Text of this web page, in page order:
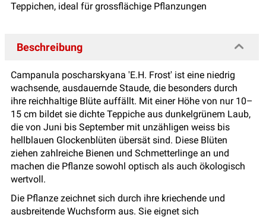
Teppichen, ideal für grossflächige Pflanzungen
Beschreibung
Campanula poscharskyana 'E.H. Frost' ist eine niedrig
wachsende, ausdauernde Staude, die besonders durch
ihre reichhaltige Blüte auffällt. Mit einer Höhe von nur 10–
15 cm bildet sie dichte Teppiche aus dunkelgrünem Laub,
die von Juni bis September mit unzähligen weiss bis
hellblauen Glockenblüten übersät sind. Diese Blüten
ziehen zahlreiche Bienen und Schmetterlinge an und
machen die Pflanze sowohl optisch als auch ökologisch
wertvoll.
Die Pflanze zeichnet sich durch ihre kriechende und
ausbreitende Wuchsform aus. Sie eignet sich